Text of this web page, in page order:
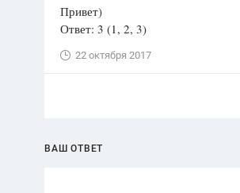
Привет)
Ответ: 3 (1, 2, 3)
22 октября 2017
ВАШ ОТВЕТ